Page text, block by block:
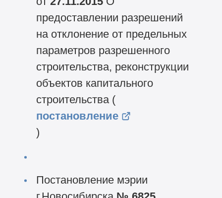
предоставлении разрешений
на отклонение от предельных
параметров разрешенного
строительства, реконструкции
объектов капитального
строительства (
постановление
)
Постановление мэрии